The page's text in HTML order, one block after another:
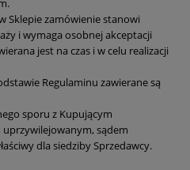
Sklepie zamówienie stanowi
i wymaga osobnej akceptacji
jest na czas i w celu realizacji
Regulaminu zawierane są
sporu z Kupującym
sądem
dla siedziby Sprzedawcy.